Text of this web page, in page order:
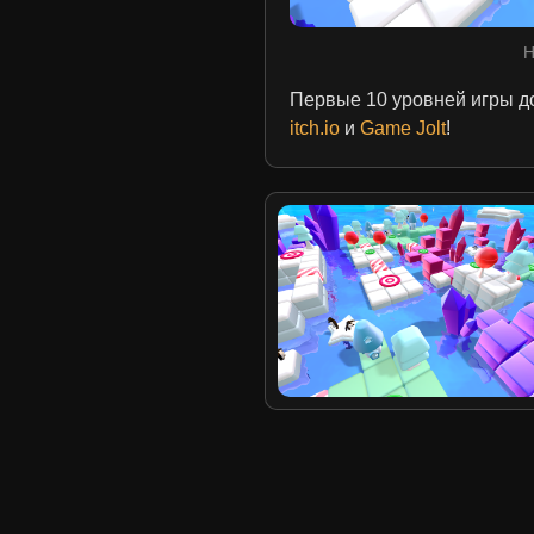
Первые 10 уровней игры
itch.io и Game Jolt!